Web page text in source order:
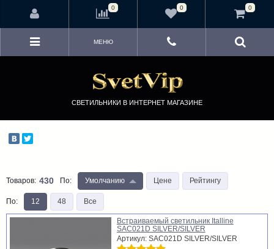
СВЕТИЛЬНИКИ В ИНТЕРНЕТ МАГАЗИНЕ
МЕНЮ
Товаров: 430 По: Умолчанию Цене Рейтингу
По: 12 48 Все
Встраиваемый светильник Italline
SAC021D SILVER/SILVER
Артикул: SAC021D SILVER/SILVER
0 0 0